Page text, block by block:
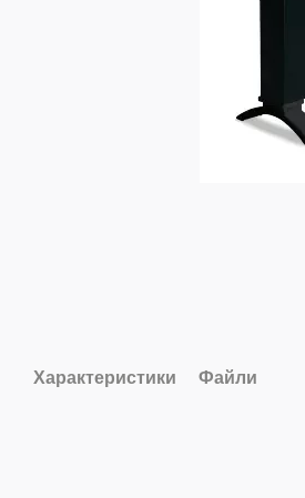
Характеристики Файли